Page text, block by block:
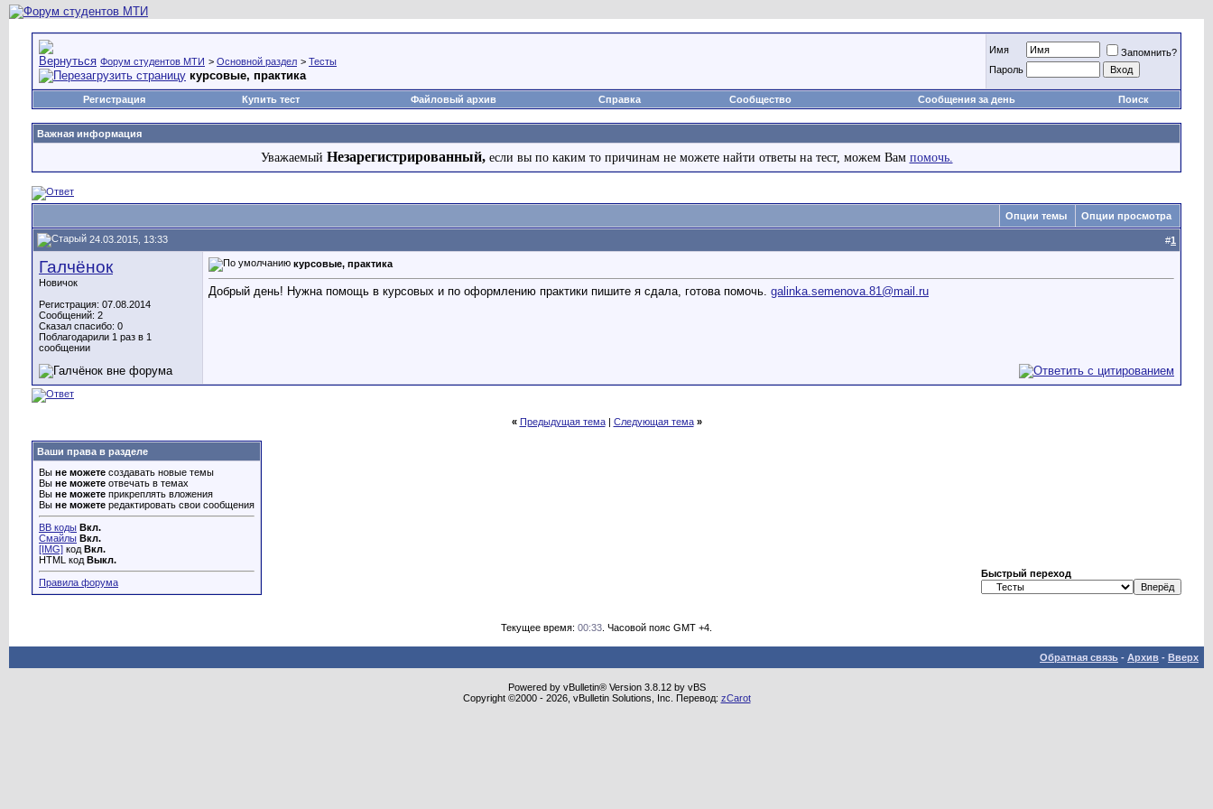
Форум студентов МТИ > Основной раздел > Тесты
курсовые, практика
Имя
Запомнить?
Пароль
Регистрация Купить тест Файловый архив Справка Сообщество Сообщения за день Поиск
Важная информация
Уважаемый Незарегистрированный, если вы по каким то причинам не можете найти ответы на тест, можем Вам помочь.
Опции темы Опции просмотра
24.03.2015, 13:33 #1
Галчёнок
Новичок
Регистрация: 07.08.2014
Сообщений: 2
Сказал спасибо: 0
Поблагодарили 1 раз в 1
сообщении
курсовые, практика
Добрый день! Нужна помощь в курсовых и по оформлению практики пишите я сдала, готова помочь. galinka.semenova.81@mail.ru
« Предыдущая тема| Следующая тема »
Ваши права в разделе
Вы не можете создавать новые темы
Вы не можете отвечать в темах
Вы не можете прикреплять вложения
Вы не можете редактировать свои сообщения
BB коды Вкл.
Смайлы Вкл.
[IMG] код Вкл.
HTML код Выкл.
Правила форума
Быстрый переход
Текущее время: 00:33 . Часовой пояс GMT +4.
Обратная связь - Архив - Вверх
Powered by vBulletin® Version 3.8.12 by vBS
Copyright ©2000 - 2026, vBulletin Solutions, Inc. Перевод: zCarot